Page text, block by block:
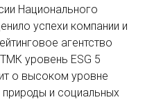
Национального
успехи компании и
агентство
уровень ESG 5
о высоком уровне
и социальных